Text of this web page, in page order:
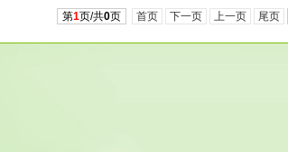
第1页/共0页 首页 下一页 上一页 尾页